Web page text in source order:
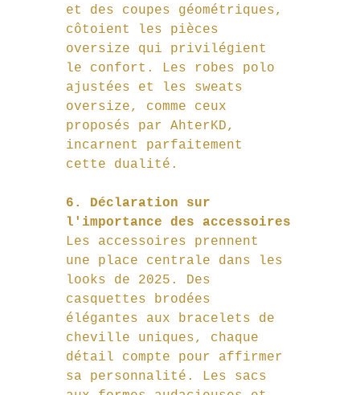
et des coupes géométriques,
côtoient les pièces
oversize qui privilégient
le confort. Les robes polo
ajustées et les sweats
oversize, comme ceux
proposés par AhterKD,
incarnent parfaitement
cette dualité.
6. Déclaration sur
l'importance des accessoires
Les accessoires prennent
une place centrale dans les
looks de 2025. Des
casquettes brodées
élégantes aux bracelets de
cheville uniques, chaque
détail compte pour affirmer
sa personnalité. Les sacs